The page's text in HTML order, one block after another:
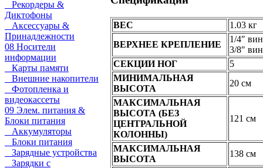
Рекордеры &
Диктофоны
Аксессуары &
Принадлежности
08 Носители
информации
Карты памяти
Внешние накопители
Фотопленка и
видеокассеты
09 Элем. питания &
Блоки питания
Аккумуляторы
Блоки питания
Зарядные устройства
Зарядки с
ВЕС
1.03 кг
ВЕРХНЕЕ КРЕПЛЕНИЕ
1/4″
3/8″
СЕКЦИИ НОГ
5
МИНИМАЛЬНАЯ
ВЫСОТА
20 см
МАКСИМАЛЬНАЯ
ВЫСОТА (БЕЗ
ЦЕНТРАЛЬНОЙ
КОЛОННЫ)
121 см
МАКСИМАЛЬНАЯ
ВЫСОТА
138 см